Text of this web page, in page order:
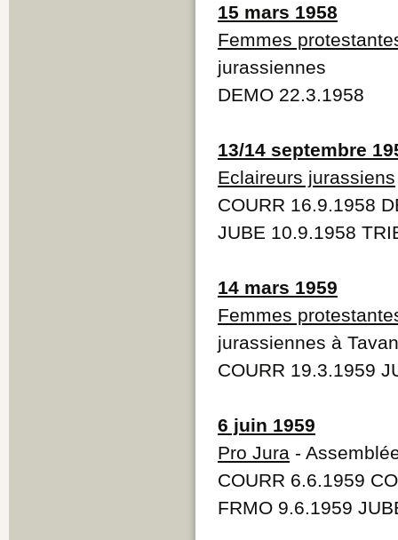
15 mars 1958
Femmes
jurassiennes
DEMO 22.3.1958
13/14 septembre
Eclaireurs jurassiens
COURR 16.9.1958
JUBE 10.9.1958
14 mars 1959
Femmes
jurassiennes à
COURR 19.3.1959
6 juin 1959
Pro Jura -
COURR 6.6.1959
FRMO 9.6.1959